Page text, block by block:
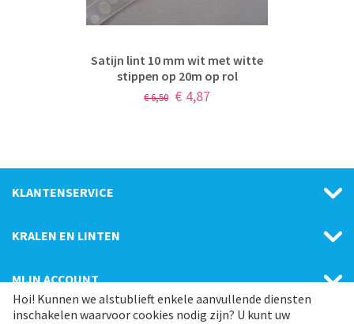
Satijn lint 10 mm wit met witte
stippen op 20m op rol
€6,50 € 4,87
KLANTENSERVICE
KRALEN EN LINTEN
MIJN ACCOUNT
Hoi! Kunnen we alstublieft enkele aanvullende diensten
inschakelen waarvoor cookies nodig zijn? U kunt uw